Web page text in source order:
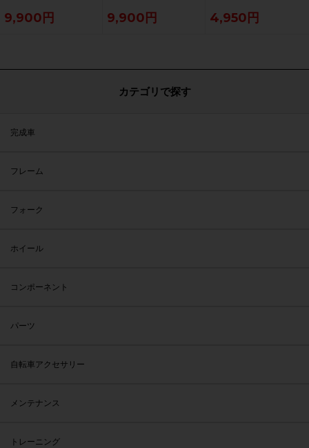
9,900円 9,900円 4,950円
カテゴリで探す
完成車
フレーム
フォーク
ホイール
コンポーネント
パーツ
自転車アクセサリー
メンテナンス
トレーニング